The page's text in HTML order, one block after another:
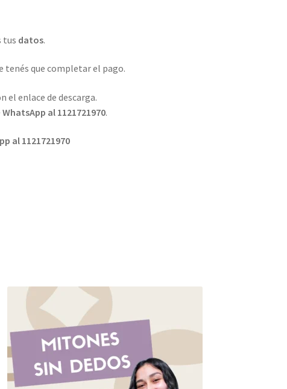
tus datos.
tenés que completar el pago.
el enlace de descarga.
WhatsApp al 1121721970.
al 1121721970